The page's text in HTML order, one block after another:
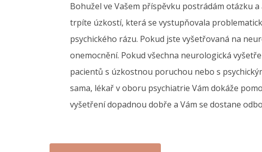
Bohužel ve Vašem příspěvku postrádám otázku
trpíte úzkostí, která se vystupňovala
psychického rázu. Pokud jste vyšetřovaná na
onemocnění. Pokud všechna neurologická
pacientů s úzkostnou poruchou nebo s
sama, lékař v oboru psychiatrie Vám dokáže
vyšetření dopadnou dobře a Vám se dostane